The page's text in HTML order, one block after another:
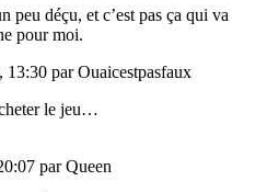
peu déçu, et c’est pas ça qui va
pour moi.
par Ouaicestpasfaux
le jeu…
par Queen